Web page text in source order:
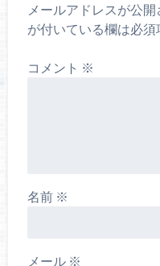
メールアドレスが公開
が付いている欄は必須
コメント ※
名前 ※
メール ※